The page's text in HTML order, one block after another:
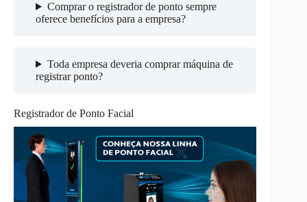
Comprar o registrador de ponto sempre
oferece benefícios para a empresa?
Toda empresa deveria comprar máquina de
registrar ponto?
Registrador de Ponto Facial